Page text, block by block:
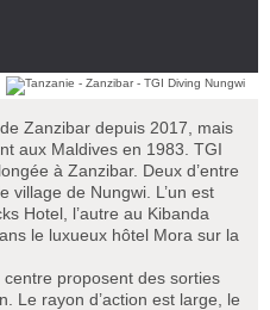
Zanzibar depuis 2017, mais
aux Maldives en 1983. TGI
à Zanzibar. Deux d’entre
village de Nungwi. L’un est
Hotel, l’autre au Kibanda
le luxueux hôtel Mora sur la
proposent des sorties
Le rayon d’action est large, le